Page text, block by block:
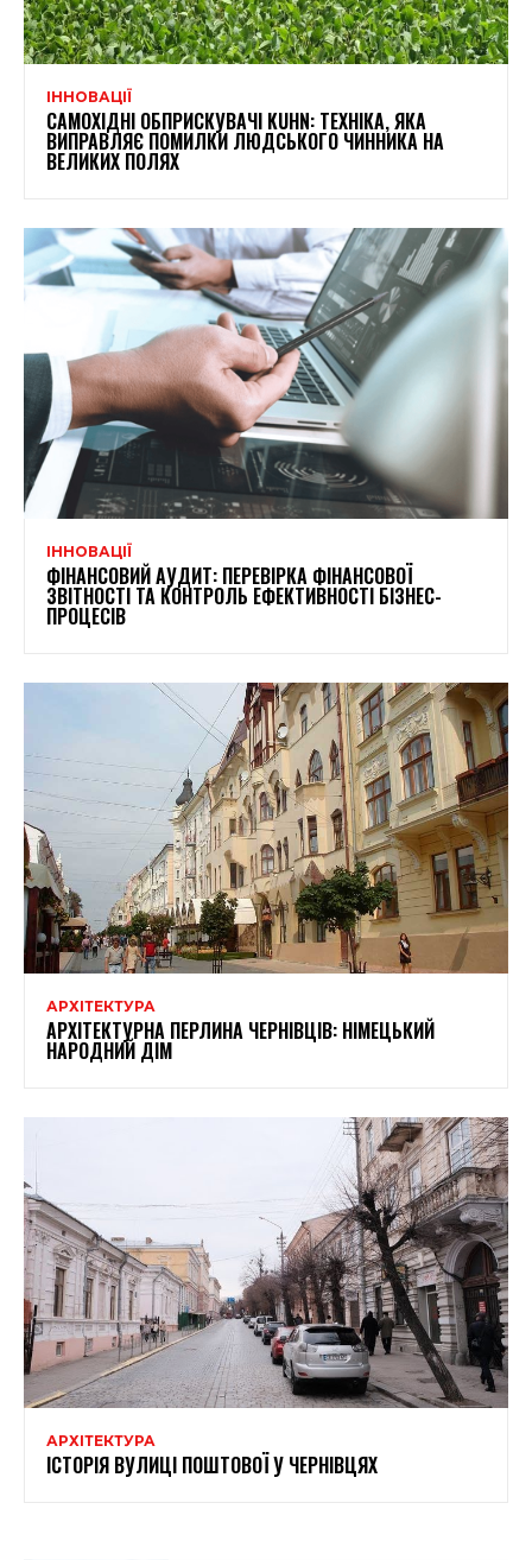
ІННОВАЦІЇ
САМОХІДНІ ОБПРИСКУВАЧІ KUHN: ТЕХНІКА, ЯКА
ВИПРАВЛЯЄ ПОМИЛКИ ЛЮДСЬКОГО ЧИННИКА НА
ВЕЛИКИХ ПОЛЯХ
ІННОВАЦІЇ
ФІНАНСОВИЙ АУДИТ: ПЕРЕВІРКА ФІНАНСОВОЇ
ЗВІТНОСТІ ТА КОНТРОЛЬ ЕФЕКТИВНОСТІ БІЗНЕС-
ПРОЦЕСІВ
АРХІТЕКТУРА
АРХІТЕКТУРНА ПЕРЛИНА ЧЕРНІВЦІВ: НІМЕЦЬКИЙ
НАРОДНИЙ ДІМ
АРХІТЕКТУРА
ІСТОРІЯ ВУЛИЦІ ПОШТОВОЇ У ЧЕРНІВЦЯХ